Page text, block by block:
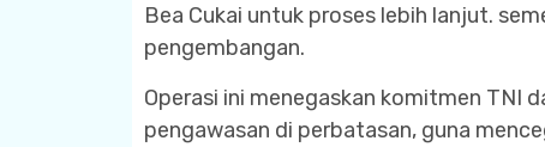
Bea Cukai untuk proses lebih lanjut.
pengembangan.
Operasi ini menegaskan komitmen TNI
pengawasan di perbatasan, guna